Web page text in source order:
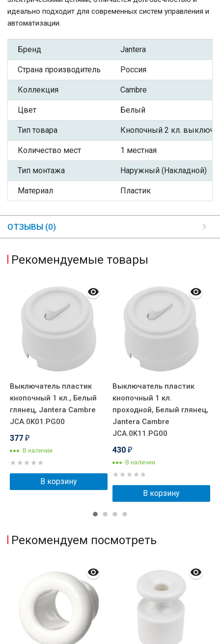
идеально подходит для современных систем управления и
автоматизации.
Бренд Jantera
Страна производитель Россия
Коллекция Cambre
Цвет Белый
Тип товара Кнопочный 2 кл.
Количество мест 1 местная
Тип монтажа Наружный (Накладной)
Материал Пластик
ОТЗЫВЫ (0)
Рекомендуемые товары
Выключатель пластик
кнопочный 1 кл., Белый
глянец, Jantera Cambre
JCA.0K01.PG00
377 ₽
В наличии
В корзину
Выключатель пластик
кнопочный 1 кл.
проходной, Белый глянец,
Jantera Cambre
JCA.0K11.PG00
430 ₽
В наличии
В корзину
Рекомендуем посмотреть